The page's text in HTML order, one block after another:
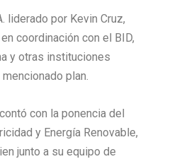
liderado por Kevin Cruz,
coordinación con el BID,
y otras instituciones
plan.
con la ponencia del
y Energía Renovable,
junto a su equipo de